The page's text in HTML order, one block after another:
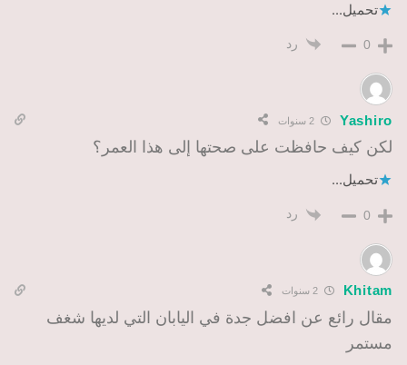
تحميل...
0 رد
Yashiro
لكن كيف حافظت على صحتها إلى هذا العمر؟
تحميل...
0 رد
Khitam 2 سنوات
مقال رائع عن افضل جدة في اليابان التي لديها شغف
مستمر